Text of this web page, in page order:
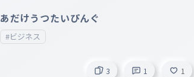
あだけうつたいぴんぐ
#ビジネス
3 1 1